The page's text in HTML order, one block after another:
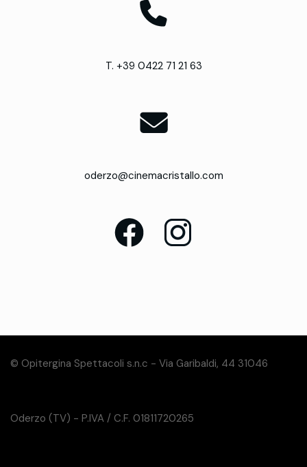
T. +39 0422 71 21 63
oderzo@cinemacristallo.com
© Opitergina Spettacoli s.n.c - Via Garibaldi, 44 31046
Oderzo (TV) - P.IVA / C.F. 01811720265